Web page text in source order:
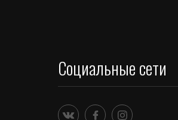
Социальные сети